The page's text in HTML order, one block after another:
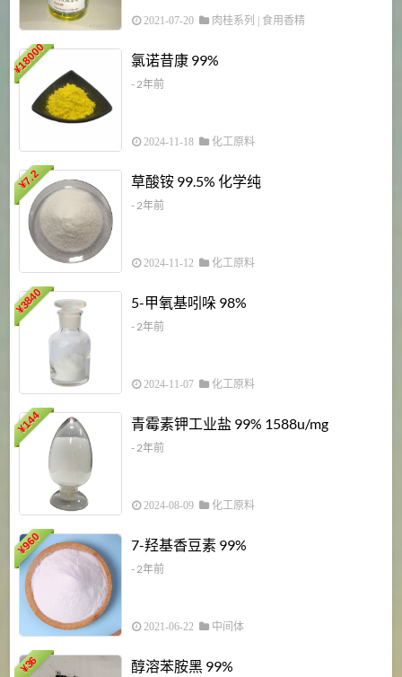
2021-07-20 肉桂系列 食用香精
¥
18000 氯诺昔康 99%
- 2年前
2024-11-18 化工原料
¥
7.2 草酸铵 99.5% 化学纯
- 2年前
2024-11-12 化工原料
¥
3840 5-甲氧基吲哚 98%
- 2年前
2024-11-07 化工原料
¥
144 青霉素钾工业盐 99% 1588u/mg
- 2年前
2024-08-09 化工原料
¥
960 7-羟基香豆素 99%
- 2年前
2021-06-22 中间体
¥
36 醇溶苯胺黑 99%